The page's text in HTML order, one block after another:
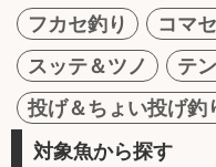
フカセ釣り
コマ
スッテ＆ツノ
テ
投げ＆ちょい投げ釣
対象魚から探す